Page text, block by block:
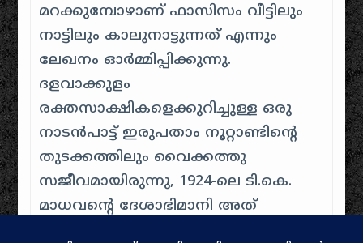
മറക്കുമ്പോഴാണ് ഫാസിസം വീട്ടിലും
നാട്ടിലും കാലുനാട്ടുന്നത് എന്നും
ലേഖനം ഓർമ്മിപ്പിക്കുന്നു.
ദളവാക്കുളം
രക്തസാക്ഷികളെക്കുറിച്ചുള്ള ഒരു
നാടൻപാട്ട് ഇരുപതാം നൂറ്റാണ്ടിന്റെ
തുടക്കത്തിലും വൈക്കത്തു
സജീവമായിരുന്നു, 1924-ലെ ടി.കെ.
മാധവന്റെ ദേശാഭിമാനി അത്